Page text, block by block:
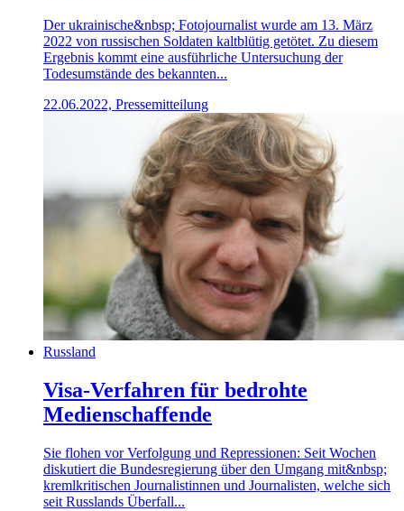
Der ukrainische&nbsp; Fotojournalist wurde am 13. März
2022 von russischen Soldaten kaltblütig getötet. Zu diesem
Ergebnis kommt eine ausführliche Untersuchung der
Todesumstände des bekannten...
22.06.2022, Pressemitteilung
Russland
Visa-Verfahren für bedrohte
Medienschaffende
Sie flohen vor Verfolgung und Repressionen: Seit Wochen
diskutiert die Bundesregierung über den Umgang mit&nbsp;
kremlkritischen Journalistinnen und Journalisten, welche sich
seit Russlands Überfall...